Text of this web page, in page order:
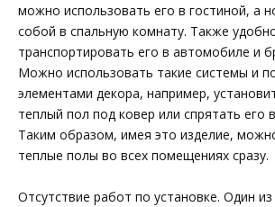
можно использовать его в гостиной, а
собой в спальную комнату. Также
транспортировать его в автомобиле и
Можно использовать такие системы и
элементами декора, например,
теплый пол под ковер или спрятать его
Таким образом, имея это изделие,
теплые полы во всех помещениях сразу.
Отсутствие работ по установке. Один